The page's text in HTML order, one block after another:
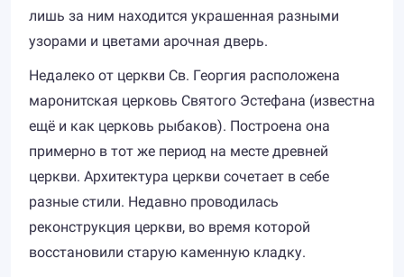
лишь за ним находится украшенная разными
узорами и цветами арочная дверь.
Недалеко от церкви Св. Георгия расположена
маронитская церковь Святого Эстефана (известна
ещё и как церковь рыбаков). Построена она
примерно в тот же период на месте древней
церкви. Архитектура церкви сочетает в себе
разные стили. Недавно проводилась
реконструкция церкви, во время которой
восстановили старую каменную кладку.